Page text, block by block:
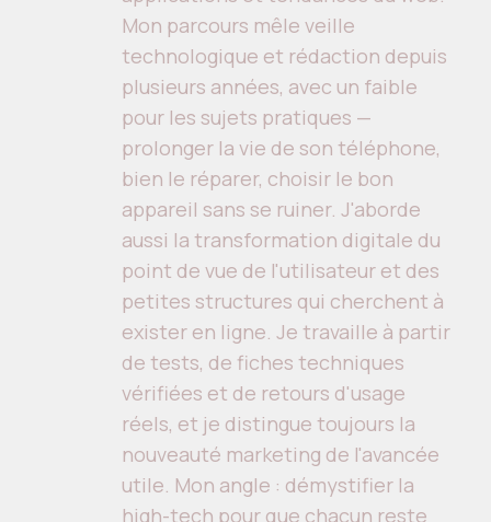
Mon parcours mêle veille
technologique et rédaction depuis
plusieurs années, avec un faible
pour les sujets pratiques —
prolonger la vie de son téléphone,
bien le réparer, choisir le bon
appareil sans se ruiner. J'aborde
aussi la transformation digitale du
point de vue de l'utilisateur et des
petites structures qui cherchent à
exister en ligne. Je travaille à partir
de tests, de fiches techniques
vérifiées et de retours d'usage
réels, et je distingue toujours la
nouveauté marketing de l'avancée
utile. Mon angle : démystifier la
high-tech pour que chacun reste